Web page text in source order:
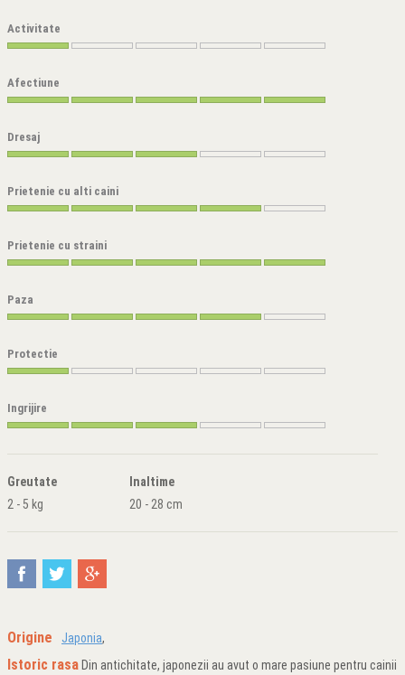
Activitate
Afectiune
Dresaj
Prietenie cu alti caini
Prietenie cu straini
Paza
Protectie
Ingrijire
Greutate
2 - 5 kg
Inaltime
20 - 28 cm
Origine Japonia,
Istoric rasa Din antichitate, japonezii au avut o mare pasiune pentru cainii